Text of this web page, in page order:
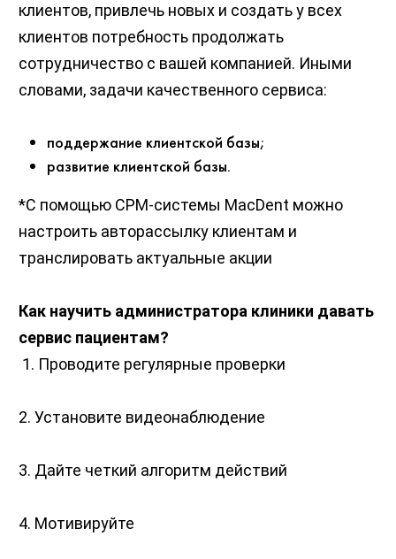
клиентов, привлечь новых и создать у всех
клиентов потребность продолжать
сотрудничество с вашей компанией. Иными
словами, задачи качественного сервиса:
поддержание клиентской базы;
развитие клиентской базы.
*С помощью СРМ-системы MacDent можно
настроить авторассылку клиентам и
транслировать актуальные акции
Как научить администратора клиники давать
сервис пациентам?
1. Проводите регулярные проверки
2. Установите видеонаблюдение
3. Дайте четкий алгоритм действий
4. Мотивируйте